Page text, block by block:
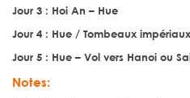
Jour 3 : Hoi An – Hue
Jour 4 : Hue / Tombeaux
Jour 5 : Hue – Vol vers Hanoi ou
Notes: